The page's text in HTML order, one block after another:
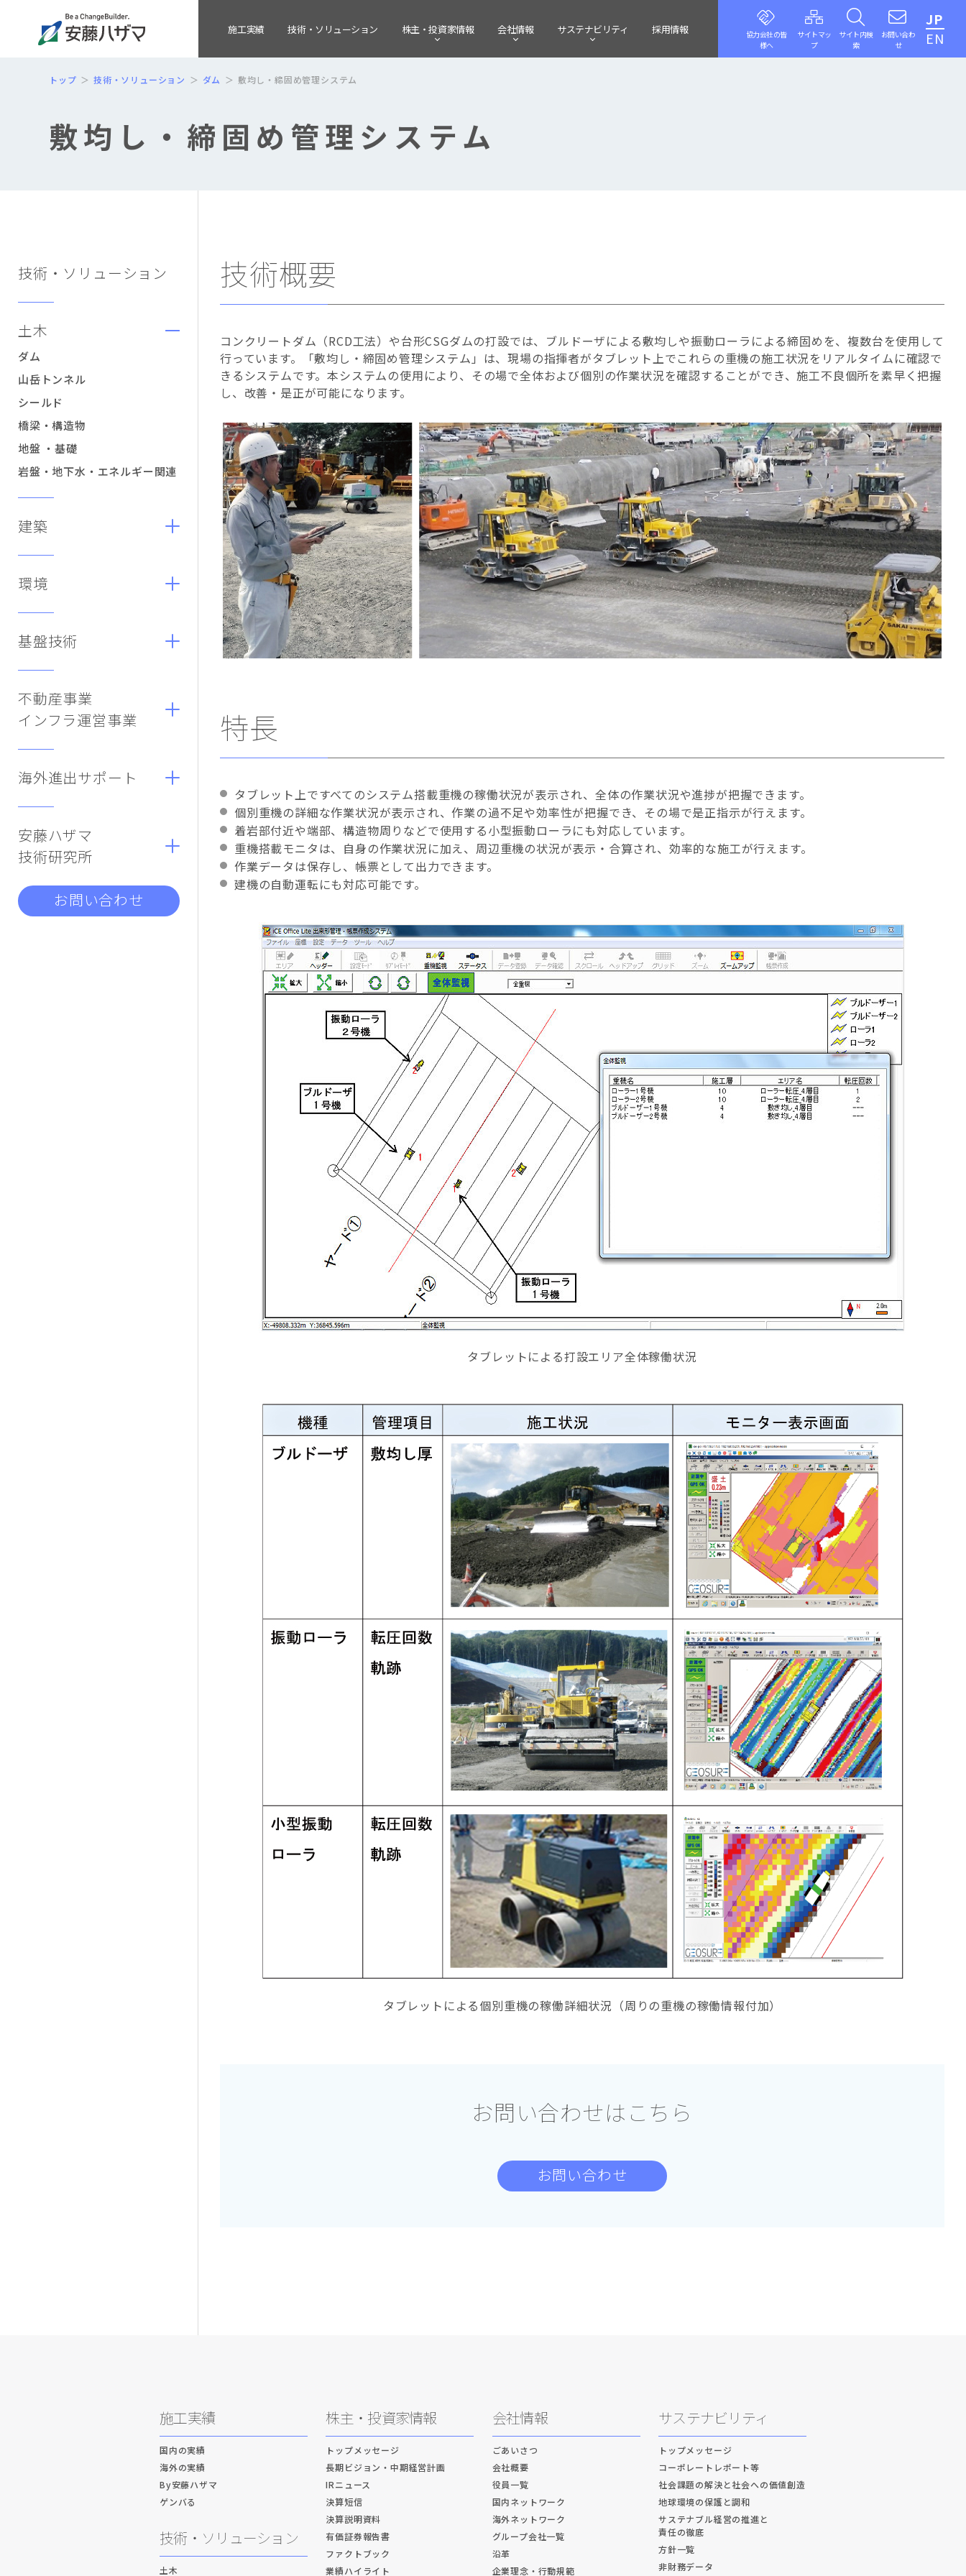
施工実績 技術・ ソリューション 株主・投資家情報 会社情報 サステナビリティ 採用情報
協力会社の皆
様へ
サイトマッ
プ
サイト内検
索
お問い合わ
せ
JP
EN
トップ 技術・ソリューション ダム 敷均し・締固め管理システム
敷均し・締固め管理システム
技術・ソリューション
土木
ダム
山岳トンネル
シールド
橋梁・構造物
地盤 ・基礎
岩盤・地下水・エネルギー関連
建築
環境
基盤技術
不動産事業
インフラ運営事業
海外進出サポート
安藤ハザマ
技術研究所
お問い合わせ
技術概要
コンクリートダム（RCD工法）や台形CSGダムの打設では、ブルドーザによる敷均しや振動ローラによる締固めを、複数台を使用して
行っています。「敷均し・締固め管理システム」は、現場の指揮者がタブレット上でこれらの重機の施工状況をリアルタイムに確認で
きるシステムです。本システムの使用により、その場で全体および個別の作業状況を確認することができ、施工不良個所を素早く把握
し、改善・是正が可能になります。
特長
タブレット上ですべてのシステム搭載重機の稼働状況が表示され、全体の作業状況や進捗が把握できます。
個別重機の詳細な作業状況が表示され、作業の過不足や効率性が把握でき、その場で是正指示が行えます。
着岩部付近や端部、構造物周りなどで使用する小型振動ローラにも対応しています。
重機搭載モニタは、自身の作業状況に加え、周辺重機の状況が表示・合算され、効率的な施工が行えます。
作業データは保存し、帳票として出力できます。
建機の自動運転にも対応可能です。
タブレットによる打設エリア全体稼働状況
タブレットによる個別重機の稼働詳細状況（周りの重機の稼働情報付加）
お問い合わせはこちら
お問い合わせ
施工実績
国内の実績
海外の実績
By安藤ハザマ
ゲンバる
技術・ソリューション
土木
株主・投資家情報
トップメッセージ
長期ビジョン・中期経営計画
IRニュース
決算短信
決算説明資料
有価証券報告書
ファクトブック
業績ハイライト
会社情報
ごあいさつ
会社概要
役員一覧
国内ネットワーク
海外ネットワーク
グループ会社一覧
沿革
企業理念・行動規範
サステナビリティ
トップメッセージ
コーポレートレポート等
社会課題の解決と社会への価値創造
地球環境の保護と調和
サステナブル経営の推進と
責任の徹底
方針一覧
非財務データ